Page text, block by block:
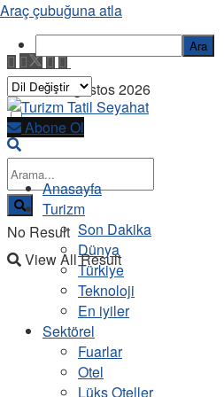
Cuma, 7 Ağustos 2026
No Result
View All Result
Abone Ol
Anasayfa
Turizm
Son Dakika
Dünya
Türkiye
Teknoloji
En iyiler
Sektörel
Fuarlar
Otel
Lüks Oteller
Araç çubuğuna atla
Ara